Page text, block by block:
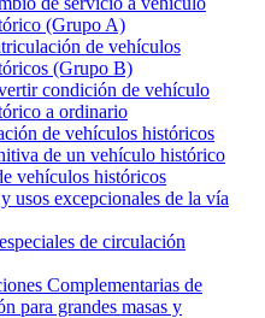
(Grupo A)
de vehículos
(Grupo B)
condición de vehículo
a ordinario
de vehículos históricos
de un vehículo histórico
vehículos históricos
usos excepcionales de la vía
de circulación
Complementarias de
para grandes masas y